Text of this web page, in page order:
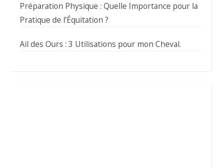
Préparation Physique : Quelle Importance pour la
Pratique de l’Équitation ?
Ail des Ours : 3 Utilisations pour mon Cheval.